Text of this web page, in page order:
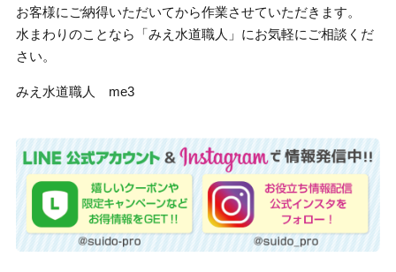
お客様にご納得いただいてから作業させていただきます。
水まわりのことなら「みえ水道職人」にお気軽にご相談くだ
さい。
みえ水道職人 me3